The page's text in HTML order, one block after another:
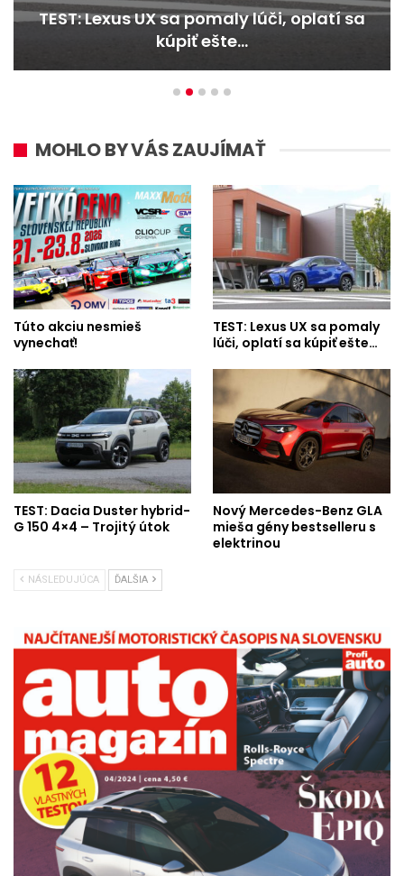
TEST: Lexus UX sa pomaly lúči, oplatí sa
kúpiť ešte…
MOHLO BY VÁS ZAUJÍMAŤ
Túto akciu nesmieš
vynechať!
TEST: Lexus UX sa pomaly
lúči, oplatí sa kúpiť ešte…
TEST: Dacia Duster hybrid-
G 150 4×4 – Trojitý útok
Nový Mercedes-Benz GLA
mieša gény bestselleru s
elektrinou
NÁSLEDUJÚCA ĎALŠIA